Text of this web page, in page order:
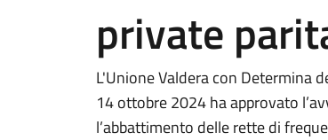
private
L'Unione Valdera con Determina
14 ottobre 2024 ha approvato
l’abbattimento delle rette di